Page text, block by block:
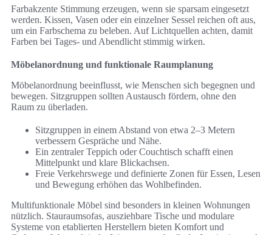
Farbakzente Stimmung erzeugen, wenn sie sparsam eingesetzt
werden. Kissen, Vasen oder ein einzelner Sessel reichen oft aus,
um ein Farbschema zu beleben. Auf Lichtquellen achten, damit
Farben bei Tages- und Abendlicht stimmig wirken.
Möbelanordnung und funktionale Raumplanung
Möbelanordnung beeinflusst, wie Menschen sich begegnen und
bewegen. Sitzgruppen sollten Austausch fördern, ohne den
Raum zu überladen.
Sitzgruppen in einem Abstand von etwa 2–3 Metern
verbessern Gespräche und Nähe.
Ein zentraler Teppich oder Couchtisch schafft einen
Mittelpunkt und klare Blickachsen.
Freie Verkehrswege und definierte Zonen für Essen, Lesen
und Bewegung erhöhen das Wohlbefinden.
Multifunktionale Möbel sind besonders in kleinen Wohnungen
nützlich. Stauraumsofas, ausziehbare Tische und modulare
Systeme von etablierten Herstellern bieten Komfort und